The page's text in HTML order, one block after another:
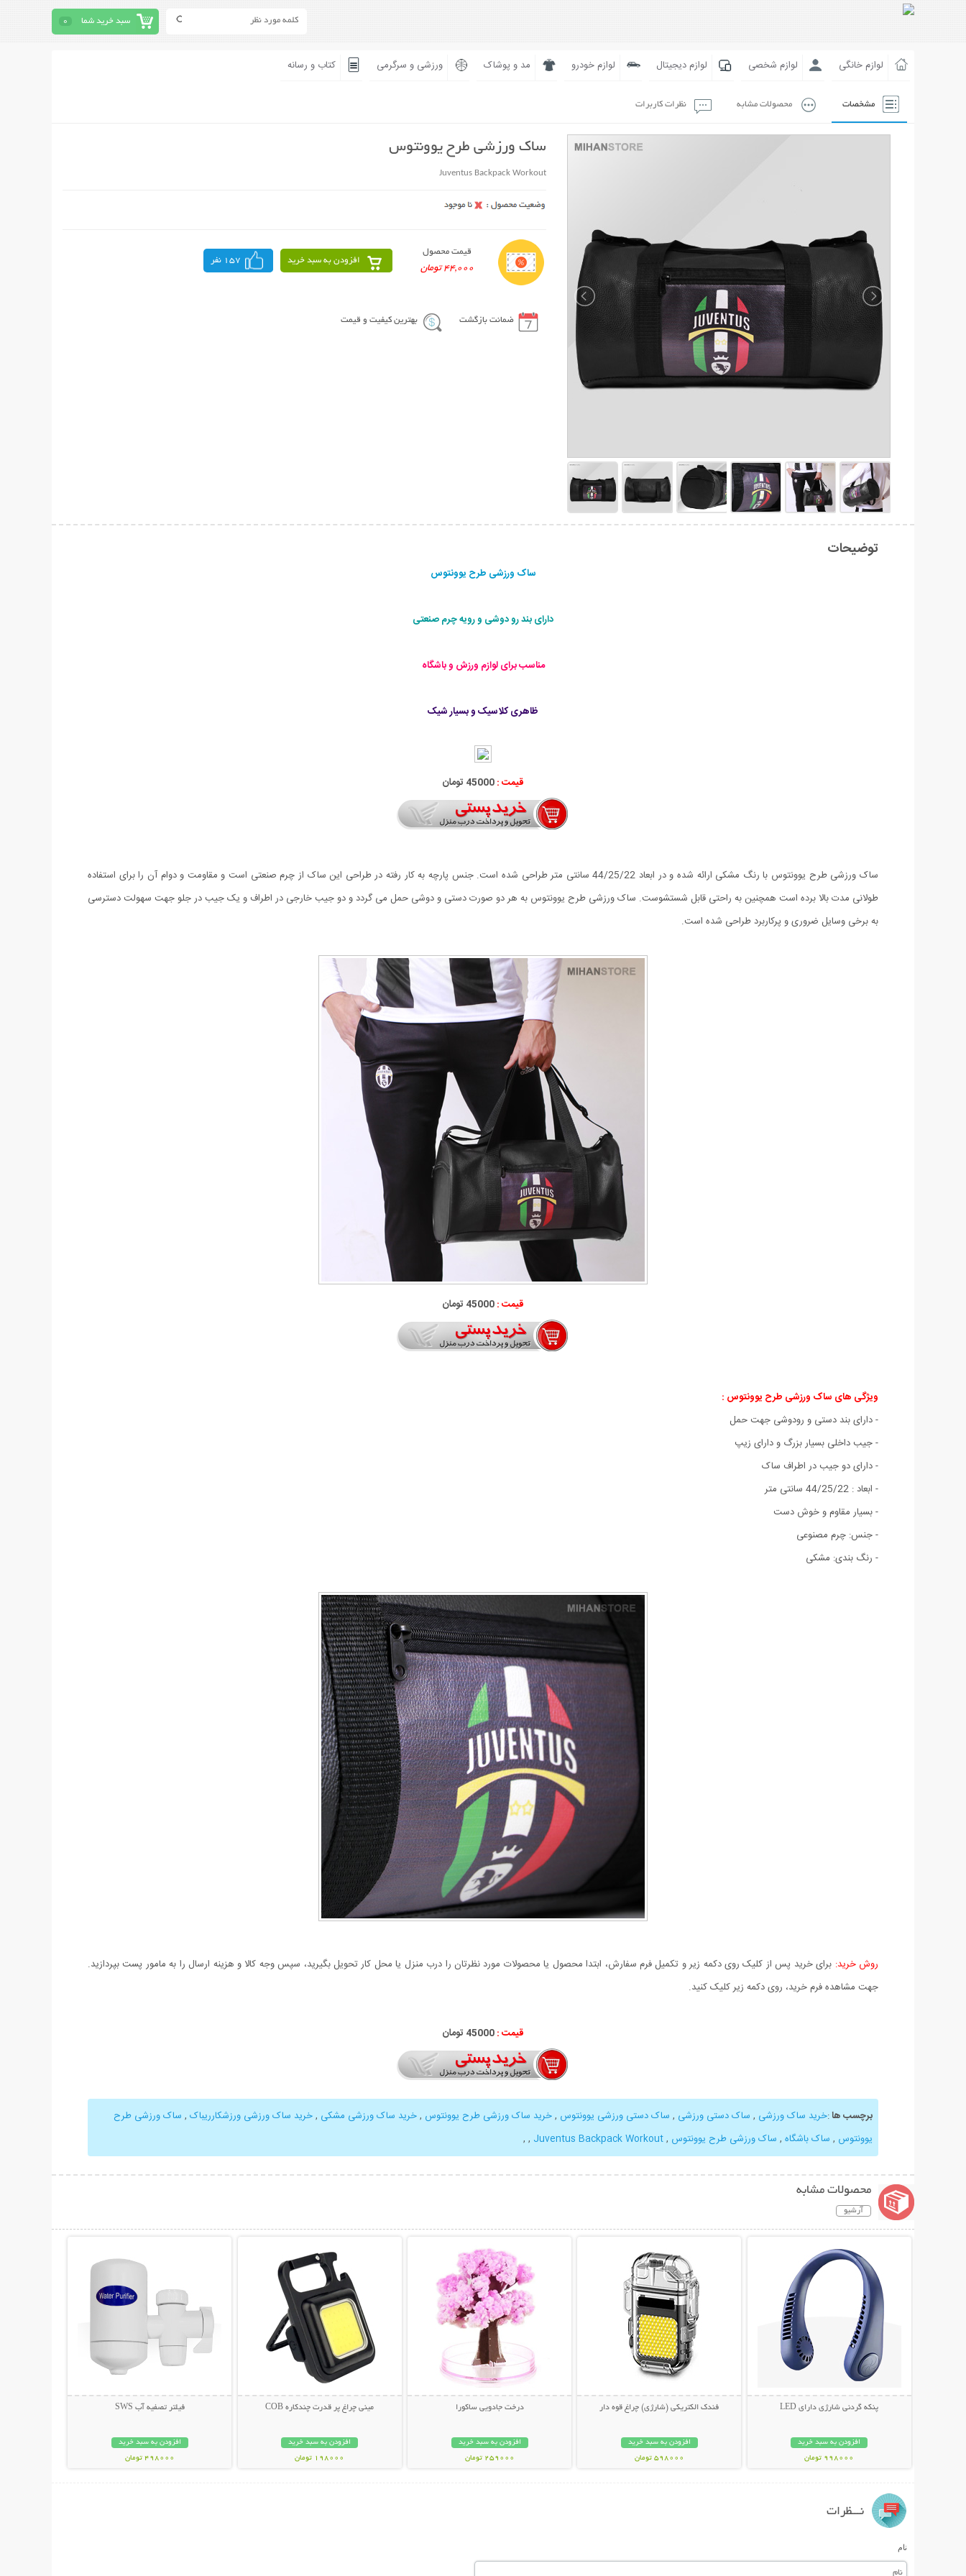
سبد خرید شما 0
لوازم خانگی لوازم شخصی لوازم دیجیتال لوازم خودرو مد و پوشاک ورزشی و سرگرمی کتاب و رسانه
مشخصات محصولات مشابه نظرات کاربرات
ساک ورزشی طرح یوونتوس
Juventus Backpack Workout
قیمت محصول
44,000 تومان
افزودن به سبد خرید 157 نفر
ضمانت بازگشت بهترین کیفیت و قیمت
توضیحات
ساک ورزشی طرح یوونتوس
دارای بند رو دوشی و رویه چرم صنعتی
مناسب برای لوازم ورزش و باشگاه
ظاهری کلاسیک و بسیار شیک
قیمت :45000 تومان
ساک ورزشی طرح یوونتوس با رنگ مشکی ارائه شده و در ابعاد 44/25/22 سانتی متر طراحی شده است. جنس پارچه به کار رفته در طراحی این ساک از چرم صنعتی است و مقاومت و دوام آن را برای استفاده
طولانی مدت بالا برده است همچنین به راحتی قابل شستشوست. ساک ورزشی طرح یوونتوس به هر دو صورت دستی و دوشی حمل می گردد و دو جیب خارجی در اطراف و یک جیب در جلو جهت سهولت دسترسی
به برخی وسایل ضروری و پرکاربرد طراحی شده است.
قیمت :45000 تومان
ویژگی های ساک ورزشی طرح یوونتوس :
- دارای بند دستی و رودوشی جهت حمل
- جیب داخلی بسیار بزرگ و دارای زیپ
- دارای دو جیب در اطراف ساک
- ابعاد : 44/25/22 سانتی متر
- بسیار مقاوم و خوش دست
- جنس: چرم مصنوعی
- رنگ بندی: مشکی
روش خرید: برای خرید پس از کلیک روی دکمه زیر و تکمیل فرم سفارش، ابتدا محصول یا محصولات مورد نظرتان را درب منزل یا محل کار تحویل بگیرید، سپس وجه کالا و هزینه ارسال را به مامور پست بپردازید.
جهت مشاهده فرم خرید، روی دکمه زیر کلیک کنید.
قیمت :45000 تومان
برچسب ها:خرید ساک ورزشی , ساک دستی ورزشی , ساک دستی ورزشی یوونتوس ,خرید ساک ورزشی طرح یوونتوس ,خرید ساک ورزشی مشکی ,خرید ساک ورزشی ورزشکارریباک , ساک ورزشی طرح
یوونتوس , ساک باشگاه , ساک ورزشی طرح یوونتوس ,
Juventus Backpack Workout
,
,
محصولات مشابه
آرشیو
پنکه گردنی شارژی دارای LED
افزودن به سبد خرید
998000 تومان
فندک الکتریکی (شارژی) چراغ قوه دار
افزودن به سبد خرید
598000 تومان
درخت جادویی ساکورا
افزودن به سبد خرید
259000 تومان
مینی چراغ پر قدرت چندکاره COB
افزودن به سبد خرید
198000 تومان
فیلتر تصفيه آب SWS
افزودن به سبد خرید
498000 تومان
نـــظرات
نام